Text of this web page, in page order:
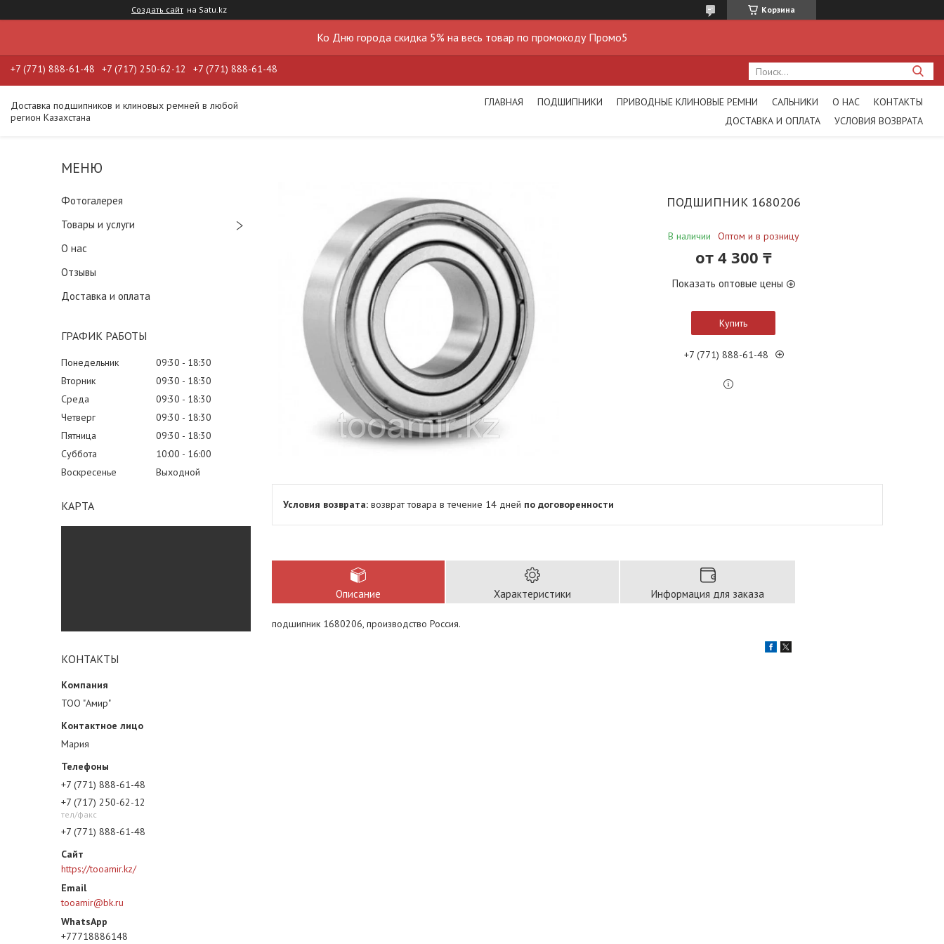
Создать сайт на Satu.kz Корзина
Ко Дню города скидка 5% на весь товар по промокоду Промо5
+7 (771) 888-61-48 +7 (717) 250-62-12 +7 (771) 888-61-48
Доставка подшипников и клиновых ремней в любой
регион Казахстана
ГЛАВНАЯ ПОДШИПНИКИ ПРИВОДНЫЕ КЛИНОВЫЕ РЕМНИ САЛЬНИКИ О НАС
КОНТАКТЫ
ДОСТАВКА И ОПЛАТА
УСЛОВИЯ ВОЗВРАТА
Фотогалерея
Товары и услуги
О нас
Отзывы
Доставка и оплата
ГРАФИК РАБОТЫ
Понедельник 09:30
18:30
Вторник
09:30
18:30
Среда
09:30
18:30
Четверг
09:30
18:30
Пятница
09:30
18:30
Суббота
10:00
16:00
Воскресенье
Выходной
КАРТА
КОНТАКТЫ
ТОО "Амир"
Мария
+7 (771) 888-61-48
+7 (717) 250-62-12
тел/факс
+7 (771) 888-61-48
https://tooamir.kz/
tooamir@bk.ru
+77718886148
ПОДШИПНИК 1680206
В наличии Оптом и в розницу
от 4 300 ₸
Показать оптовые цены
Купить
+7 (771) 888-61-48
возврат товара в течение 14 дней по договоренности
Описание Характеристики Информация для заказа
подшипник 1680206, производство Россия.